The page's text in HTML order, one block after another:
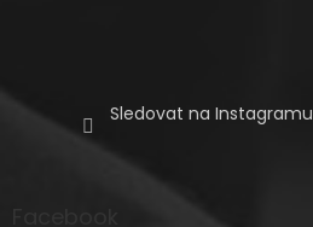
Sledovat na Instagramu